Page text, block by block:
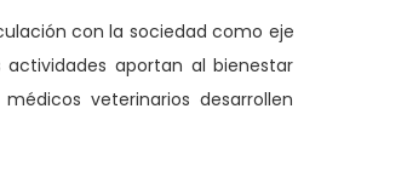
con la sociedad como eje
aportan al bienestar
veterinarios desarrollen